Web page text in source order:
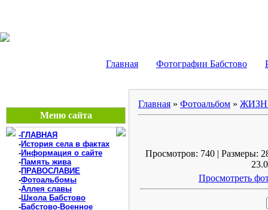
Главная Фотографии Бабстово
Меню сайта
-ГЛАВНАЯ
-История села в фактах
-Информация о сайте
-Память жива
-ПРАВОСЛАВИЕ
-Фотоальбомы
-Аллея славы
-Школа Бабстово
-Бабстово-Военное
Главная » Фотоальбом »
Просмотров: 740 | Размеры:
Просмотреть